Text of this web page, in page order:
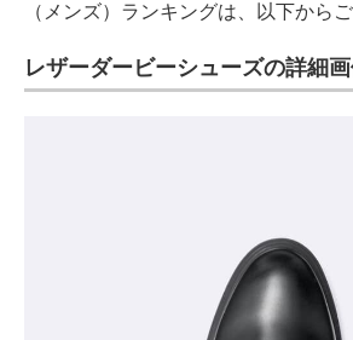
（メンズ）ランキングは、以下から
レザーダービーシューズの詳細